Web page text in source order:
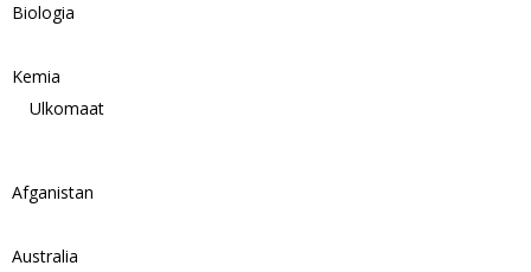
Biologia
Kemia
Ulkomaat
Afganistan
Australia